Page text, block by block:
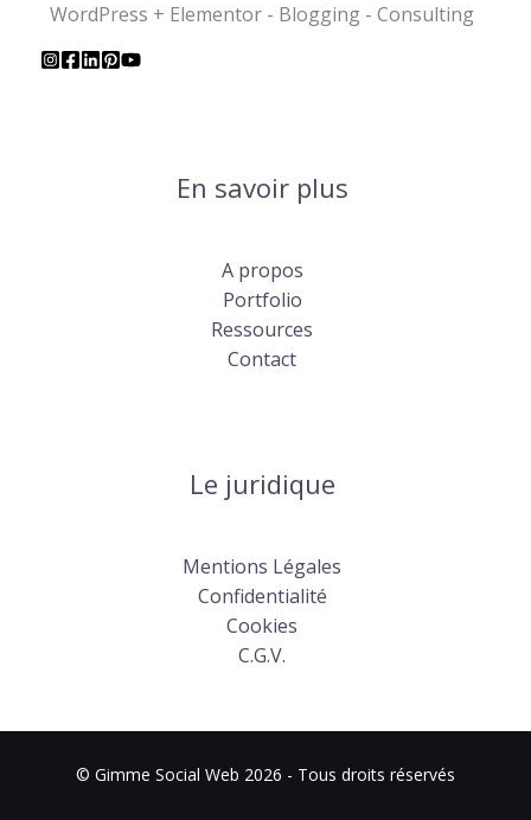
WordPress + Elementor - Blogging - Consulting
En savoir plus
A propos
Portfolio
Ressources
Contact
Le juridique
Mentions Légales
Confidentialité
Cookies
C.G.V.
© Gimme Social Web 2026 - Tous droits réservés